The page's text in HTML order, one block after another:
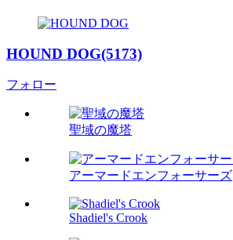
HOUND DOG(5173)
フォロー
聖域の魔塔
アーマードエンフォーサーズ
Shadiel's Crook